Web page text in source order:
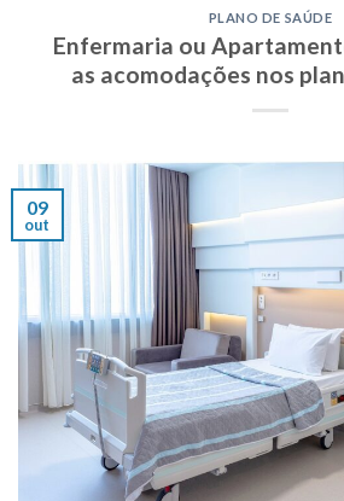
PLANO DE SAÚDE
Enfermaria ou
as acomodações nos
09
out